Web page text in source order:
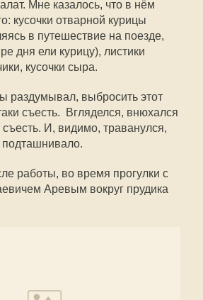
Мне казалось, что в нём
кусочки отварной курицы
в путешествие на поезде,
дня ели курицу), листики
кусочки сыра.
раздумывал, выбросить этот
съесть. Вгляделся, внюхался
И, видимо, траванулся,
работы, во время прогулки с
Аревым вокруг прудика